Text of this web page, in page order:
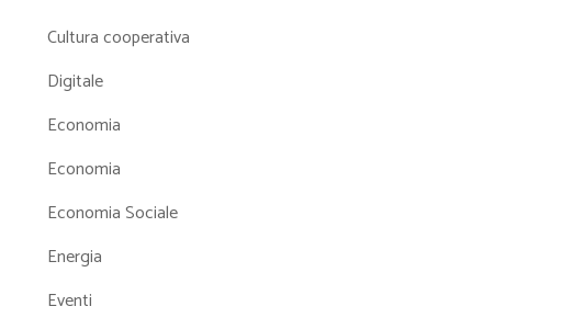
Cultura cooperativa
Digitale
Economia
Economia
Economia Sociale
Energia
Eventi